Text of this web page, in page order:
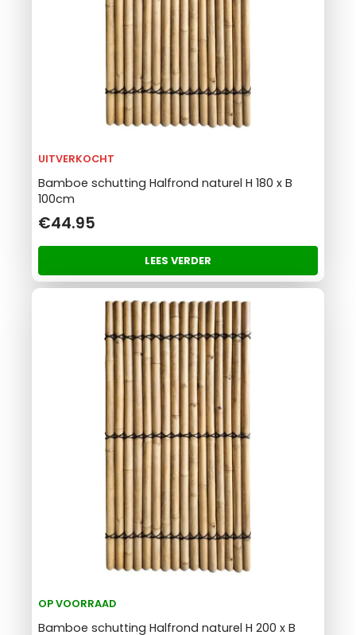
UITVERKOCHT
Bamboe schutting Halfrond naturel H 180 x B
100cm
€44.95
LEES VERDER
OP VOORRAAD
Bamboe schutting Halfrond naturel H 200 x B